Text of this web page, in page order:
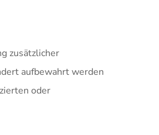
zusätzlicher
aufbewahrt werden
oder